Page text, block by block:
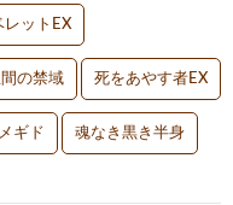
レットEX
の禁域 死をあやす者EX
ギド 魂なき黒き半身